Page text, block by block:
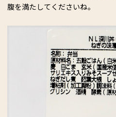
腹を満たしてくださいね。